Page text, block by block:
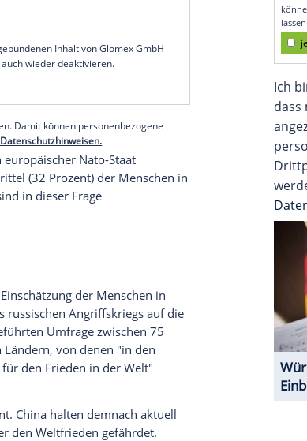
hat sich seit 2024 grundlegend verändert
einer repräsentativen Befragung durch
für Strategie und Höhere Führung.
Jahren wohl die größte Gefahr für
zwei Drittel der Befragten (65 Prozent) die
die gleiche Frage ein Jahr zuvor stellten,
ein Viertel der Bevölkerung (24 Prozent)
eingebundenen Inhalt von Glomex GmbH
lassen und auch wieder deaktivieren.
werden. Damit können personenbezogene
wenn ein europäischer Nato-Staat
ein Drittel (32 Prozent) der Menschen in